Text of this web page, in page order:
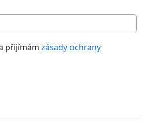
přijímám zásady ochrany